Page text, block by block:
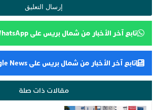
تابع آخر الأخبار من شمال بريس على WhatsApp
تابع آخر الأخبار من شمال بريس على Google News
مقالات ذات صلة